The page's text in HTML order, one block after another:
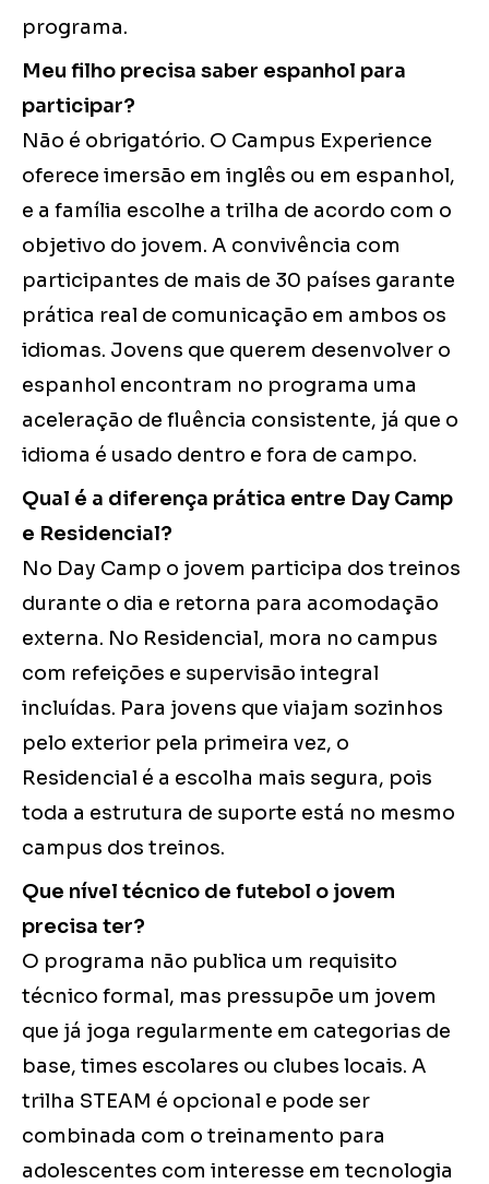
programa.
Meu filho precisa saber espanhol para
participar?
Não é obrigatório. O Campus Experience
oferece imersão em inglês ou em espanhol,
e a família escolhe a trilha de acordo com o
objetivo do jovem. A convivência com
participantes de mais de 30 países garante
prática real de comunicação em ambos os
idiomas. Jovens que querem desenvolver o
espanhol encontram no programa uma
aceleração de fluência consistente, já que o
idioma é usado dentro e fora de campo.
Qual é a diferença prática entre Day Camp
e Residencial?
No Day Camp o jovem participa dos treinos
durante o dia e retorna para acomodação
externa. No Residencial, mora no campus
com refeições e supervisão integral
incluídas. Para jovens que viajam sozinhos
pelo exterior pela primeira vez, o
Residencial é a escolha mais segura, pois
toda a estrutura de suporte está no mesmo
campus dos treinos.
Que nível técnico de futebol o jovem
precisa ter?
O programa não publica um requisito
técnico formal, mas pressupõe um jovem
que já joga regularmente em categorias de
base, times escolares ou clubes locais. A
trilha STEAM é opcional e pode ser
combinada com o treinamento para
adolescentes com interesse em tecnologia